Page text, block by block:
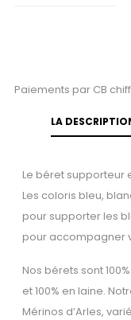
Paiements par CB
LA
Le béret supporteur
Les coloris bleu,
pour supporter les
pour accompagner
Nos bérets sont
et 100% en laine.
Mérinos d’Arles,